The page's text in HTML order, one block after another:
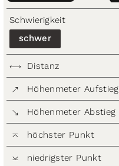
Schwierigkeit
schwer
Distanz
Höhenmeter Aufstieg
Höhenmeter Abstieg
höchster Punkt
niedrigster Punkt